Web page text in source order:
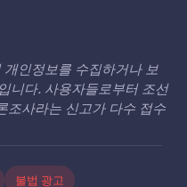
인정보를 수집하거나 보
니다. 사용자들로부터 조선
조사라는 신고가 다수 접수
불법 광고